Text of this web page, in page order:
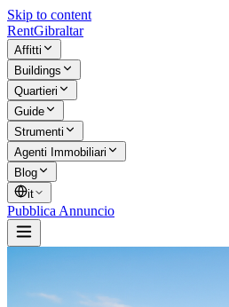
Skip to content
RentGibraltar
Affitti
Buildings
Quartieri
Guide
Strumenti
Agenti Immobiliari
Blog
it
Pubblica Annuncio